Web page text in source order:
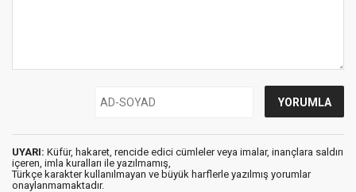
UYARI: Küfür, hakaret, rencide edici cümleler veya imalar, inançlara saldırı
içeren, imla kuralları ile yazılmamış,
Türkçe karakter kullanılmayan ve büyük harflerle yazılmış yorumlar
onaylanmamaktadır.